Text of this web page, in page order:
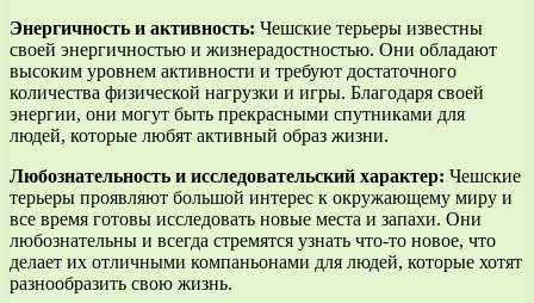
Энергичность и активность: Чешские терьеры известны
своей энергичностью и жизнерадостностью. Они обладают
высоким уровнем активности и требуют достаточного
количества физической нагрузки и игры. Благодаря своей
энергии, они могут быть прекрасными спутниками для
людей, которые любят активный образ жизни.
Любознательность и исследовательский характер: Чешские
терьеры проявляют большой интерес к окружающему миру и
все время готовы исследовать новые места и запахи. Они
любознательны и всегда стремятся узнать что-то новое, что
делает их отличными компаньонами для людей, которые хотят
разнообразить свою жизнь.